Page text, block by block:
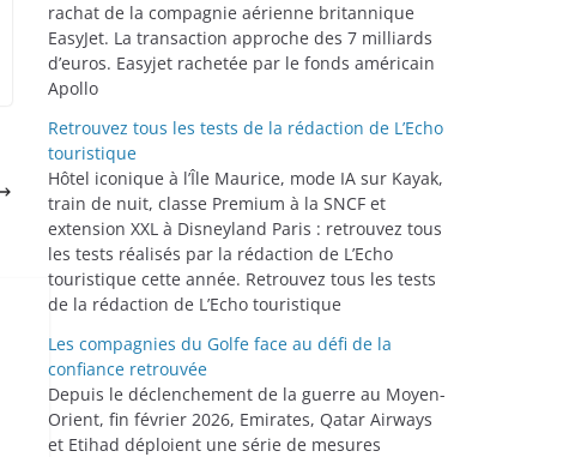
e
s
rachat de la compagnie aérienne britannique
EasyJet. La transaction approche des 7 milliards
d’euros. Easyjet rachetée par le fonds américain
Apollo
Retrouvez tous les tests de la rédaction de L’Echo
touristique
Hôtel iconique à l’Île Maurice, mode IA sur Kayak,
train de nuit, classe Premium à la SNCF et
extension XXL à Disneyland Paris : retrouvez tous
les tests réalisés par la rédaction de L’Echo
touristique cette année. Retrouvez tous les tests
de la rédaction de L’Echo touristique
Les compagnies du Golfe face au défi de la
confiance retrouvée
Depuis le déclenchement de la guerre au Moyen-
Orient, fin février 2026, Emirates, Qatar Airways
et Etihad déploient une série de mesures